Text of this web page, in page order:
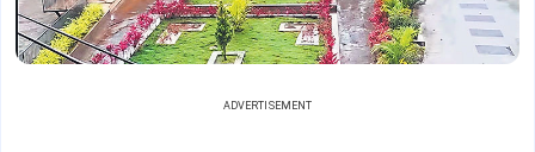
ADVERTISEMENT